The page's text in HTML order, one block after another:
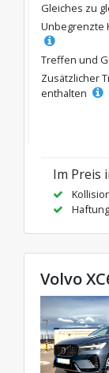
Gleiches zu
Unbegrenzte
Treffen und
Zusätzlicher
enthalten
Im Preis
Volvo